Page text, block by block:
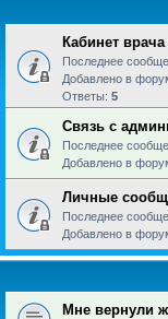
Кабинет
Последнее
Добавлено в
Ответы: 5
Связь с
Последнее
Добавлено в
Личные
Последнее
Добавлено в
Мне вернули